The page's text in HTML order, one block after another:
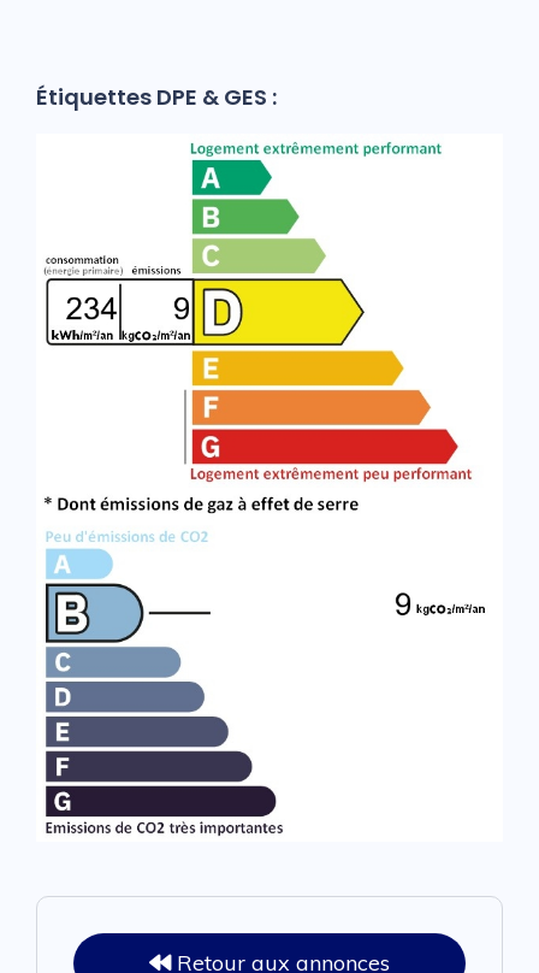
Étiquettes DPE & GES :
Retour aux annonces